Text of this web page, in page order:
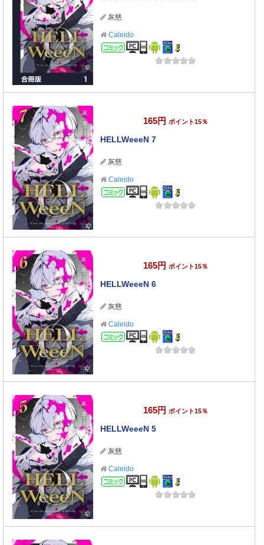
灰慈
Caleido
コミック
165円 ポイント15％
HELLWeeeN 7
灰慈
Caleido
コミック
165円 ポイント15％
HELLWeeeN 6
灰慈
Caleido
コミック
165円 ポイント15％
HELLWeeeN 5
灰慈
Caleido
コミック